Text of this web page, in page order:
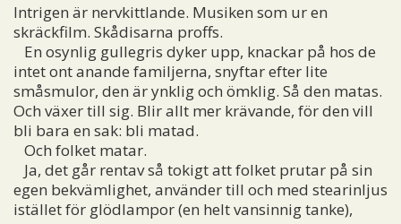
Intrigen är nervkittlande. Musiken som ur en
skräckfilm. Skådisarna proffs.
En osynlig gullegris dyker upp, knackar på hos de
intet ont anande familjerna, snyftar efter lite
småsmulor, den är ynklig och ömklig. Så den matas.
Och växer till sig. Blir allt mer krävande, för den vill
bli bara en sak: bli matad.
Och folket matar.
Ja, det går rentav så tokigt att folket prutar på sin
egen bekvämlighet, använder till och med stearinljus
istället för glödlampor (en helt vansinnig tanke),